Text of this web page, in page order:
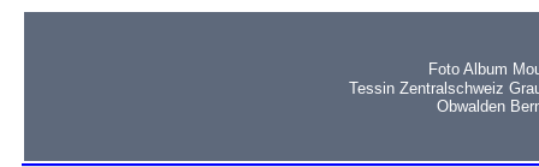
Foto Album
Tessin Zentralschweiz
Obwalden